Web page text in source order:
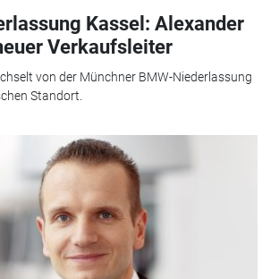
Kassel: Alexander
Verkaufsleiter
von der Münchner BMW-Niederlassung
Standort.